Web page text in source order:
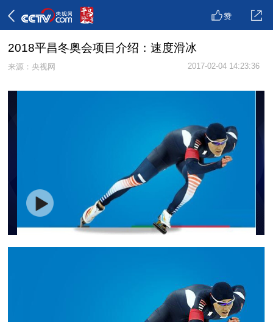
赞
2018平昌冬奥会项目介绍：速度滑冰
来源：央视网 2017-02-04 14:23:36